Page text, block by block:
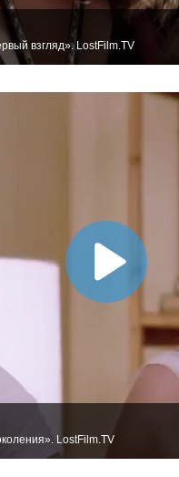
взгляд». LostFilm.TV
LostFilm.TV